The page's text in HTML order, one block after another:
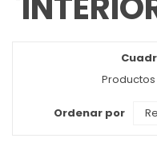
Ver
como
Productos
Ordenar por